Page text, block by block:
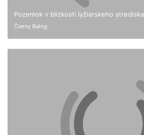
Pozemok v blízkosti lyžiarskeho
Čierny Balog